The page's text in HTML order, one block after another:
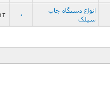
انواع دستگاه چاپ
سیلک